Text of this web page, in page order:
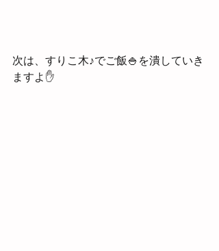
次は、すりこ木♪でご飯🍚を潰していき
ますよ✋